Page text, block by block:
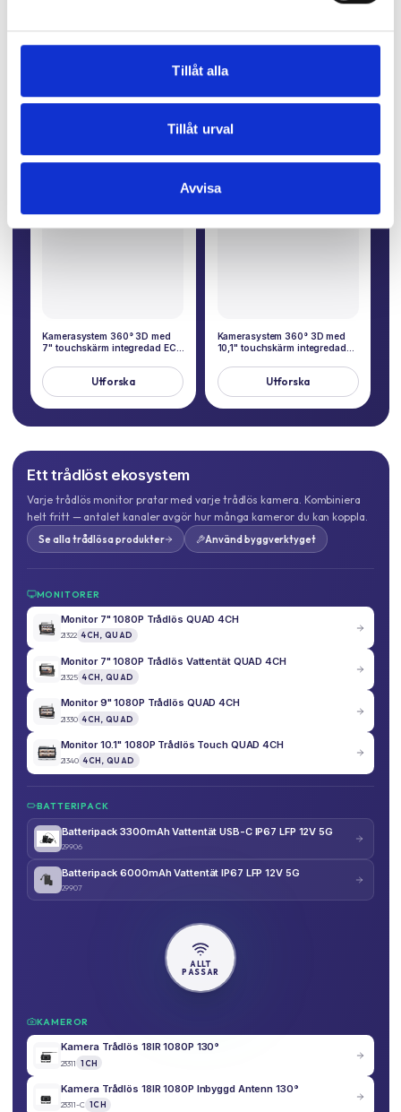
Tillåt alla
Tillåt urval
Avvisa
Kamerasystem 360° 3D med
7" touchskärm integredad ECU
TotalView®
Utforska
Kamerasystem 360° 3D med
10,1" touchskärm integredad
TotalView®
Utforska
Ett trådlöst ekosystem
Varje trådlös monitor pratar med varje trådlös kamera. Kombiniera
helt fritt — antalet kanaler avgör hur många kameror du kan koppla.
Se alla trådlösa produkter Använd byggverktyget
MONITORER
Monitor 7" 1080P Trådlös QUAD 4CH
21322 4CH, QUAD
Monitor 7" 1080P Trådlös Vattentät QUAD 4CH
21325 4CH, QUAD
Monitor 9" 1080P Trådlös QUAD 4CH
21330 4CH, QUAD
Monitor 10.1" 1080P Trådlös Touch QUAD 4CH
21340 4CH, QUAD
BATTERIPACK
Batteripack 3300mAh Vattentät USB-C IP67 LFP 12V 5G
29906
Batteripack 6000mAh Vattentät IP67 LFP 12V 5G
29907
ALLT
PASSAR
KAMEROR
Kamera Trådlös 18IR 1080P 130°
23311 1CH
Kamera Trådlös 18IR 1080P Inbyggd Antenn 130°
23311-C 1CH